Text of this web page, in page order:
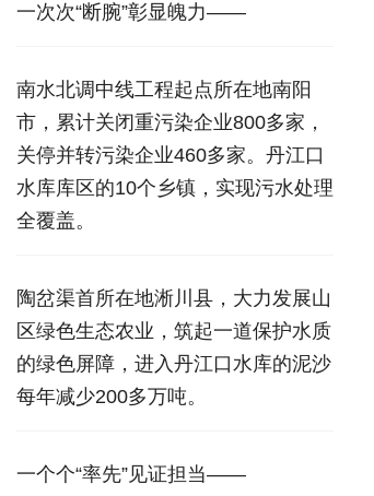
一次次“断腕”彰显魄力——
南水北调中线工程起点所在地南阳
市，累计关闭重污染企业800多家，
关停并转污染企业460多家。丹江口
水库库区的10个乡镇，实现污水处理
全覆盖。
陶岔渠首所在地淅川县，大力发展山
区绿色生态农业，筑起一道保护水质
的绿色屏障，进入丹江口水库的泥沙
每年减少200多万吨。
一个个“率先”见证担当——